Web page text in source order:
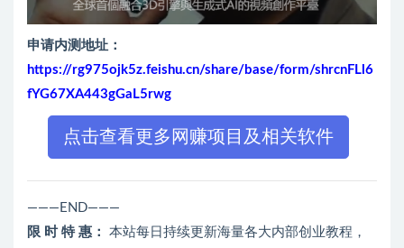
申请内测地址：
https://rg975ojk5z.feishu.cn/share/base/form/shrcnFLl6
fYG67XA443gGaL5rwg
点击查看更多网赚项目及相关软件
———END———
限 时 特 惠： 本站每日持续更新海量各大内部创业教程，